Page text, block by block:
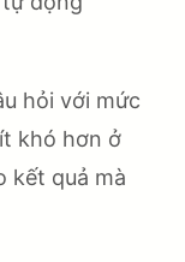
hỏi với mức
khó hơn ở
kết quả mà